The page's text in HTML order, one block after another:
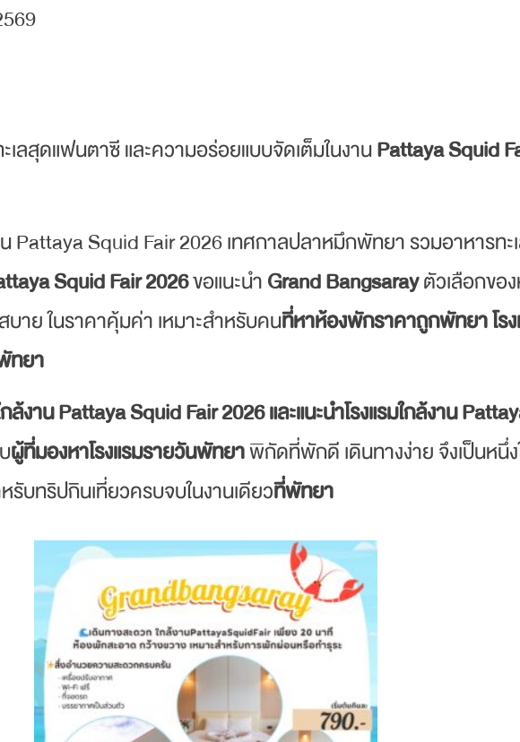
ลสุดแฟนตาซี และความอร่อยแบบจัดเต็มในงานPattaya Squid
Pattaya Squid Fair 2026 เทศกาลปลาหมึกพัทยา รวมอาหารท
Squid Fair 2026ขอแนะนำGrand Bangsarayตัวเลือกขอ
าย ในราคาคุ้มค่า เหมาะสำหรับคนที่หาห้องพักราคาถูกพัทยา โร
ทยา
ล้งาน Pattaya Squid Fair 2026 และแนะนำโรงแรมใกล้งาน
ผู้ที่มองหาโรงแรมรายวันพัทยาพิกัดที่พักดี เดินทางง่าย จึงเป็นหนึ่
รับทริปกินเที่ยวครบจบในงานเดียวที่พัทยา